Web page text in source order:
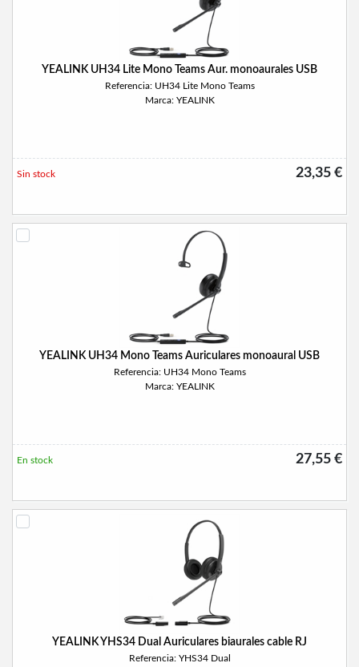
YEALINK UH34 Lite Mono Teams Aur. monoaurales USB
Referencia: UH34 Lite Mono Teams
Marca: YEALINK
23,35 €
Sin stock
YEALINK UH34 Mono Teams Auriculares monoaural USB
Referencia: UH34 Mono Teams
Marca: YEALINK
27,55 €
En stock
YEALINK YHS34 Dual Auriculares biaurales cable RJ
Referencia: YHS34 Dual